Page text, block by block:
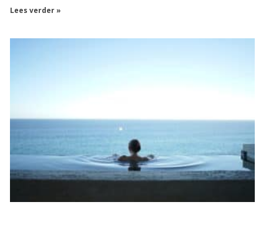
Lees verder »